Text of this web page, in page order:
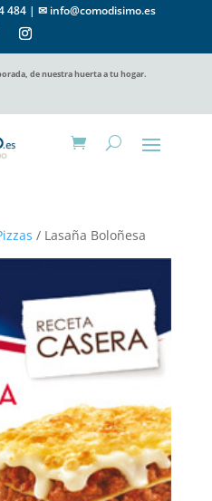
484 |✉ info@comodisimo.es
de nuestra huerta a tu hogar.
/ Lasaña Boloñesa